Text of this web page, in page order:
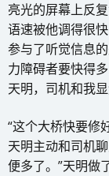
亮光的屏幕上反
语速被他调得很
参与了听觉信息
力障碍者要快得
天明，司机和我
“这个大桥快要修
天明主动和司机
便多了。”天明做